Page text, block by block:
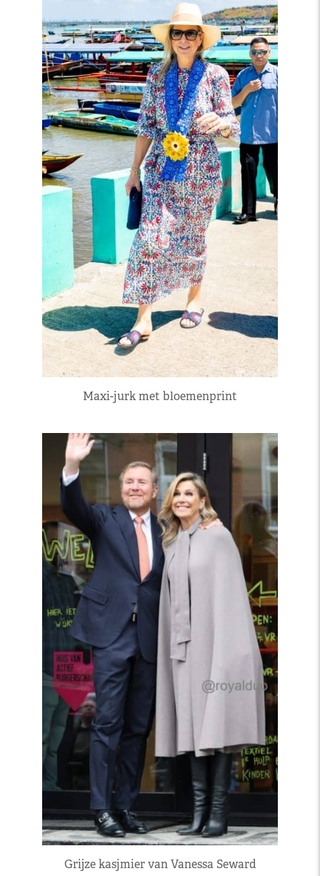
Maxi-jurk met bloemenprint
Grijze kasjmier van Vanessa Seward